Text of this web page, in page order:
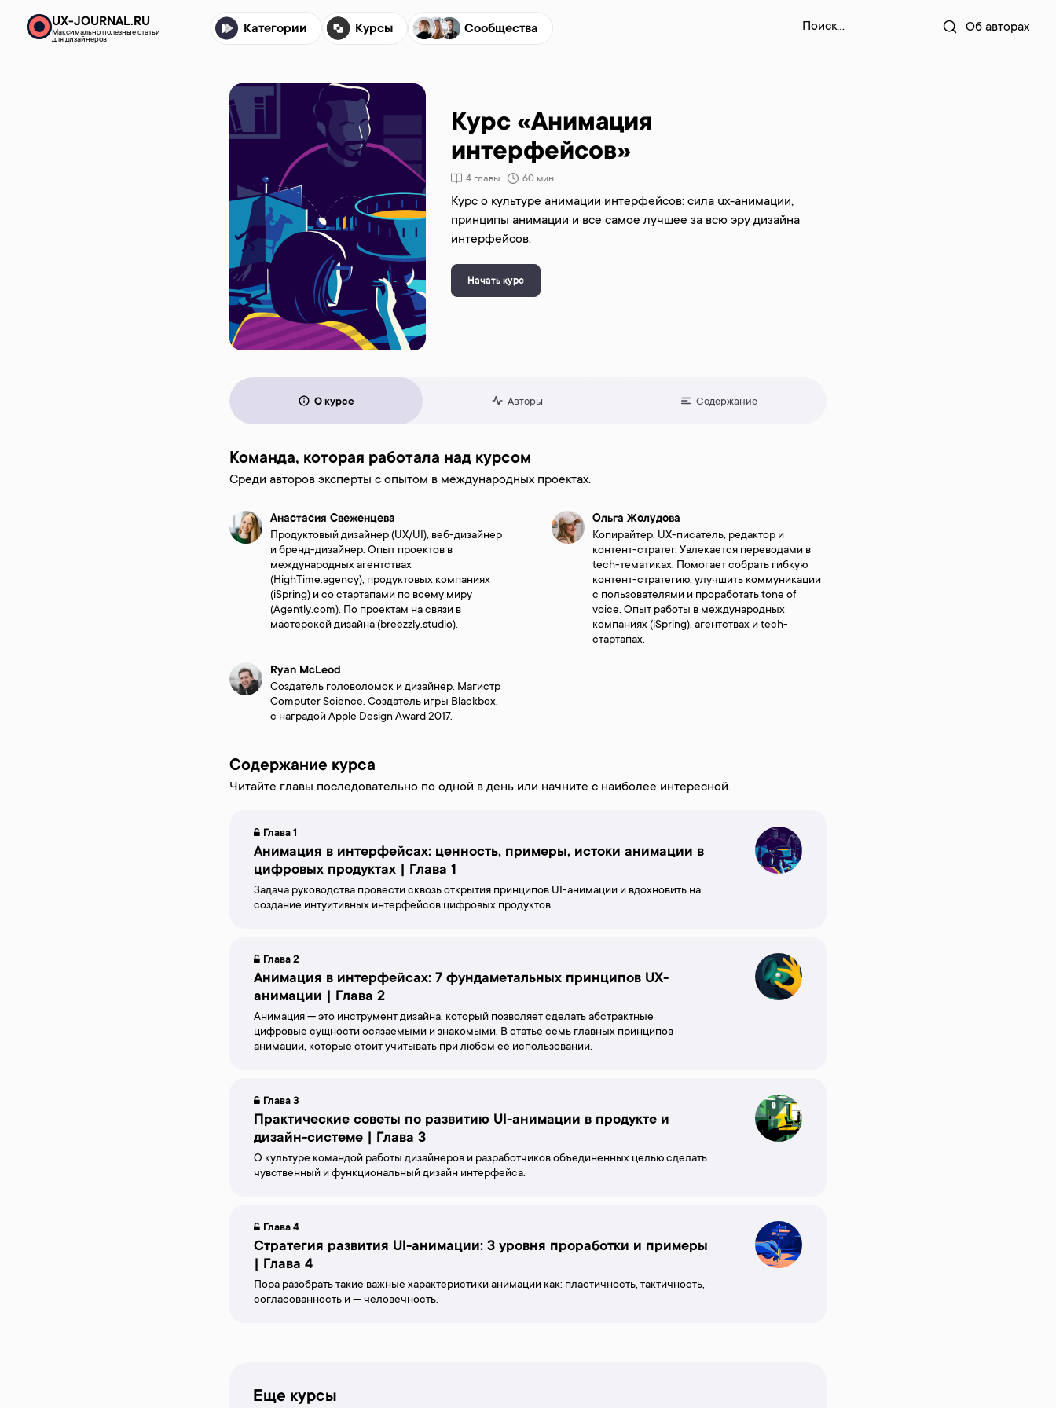
UX-JOURNAL.RU
Максимально полезные статьи
для дизайнеров
Категории Курсы Сообщества Об авторах
Курс «Анимация
интерфейсов»
4 главы 60 мин
Курс о культуре анимации интерфейсов: сила ux-анимации,
принципы анимации и все самое лучшее за всю эру дизайна
интерфейсов.
Начать курс
О курсе Авторы Содержание
Команда, которая работала над курсом
Среди авторов эксперты с опытом в международных проектах.
Анастасия Свеженцева
Продуктовый дизайнер (UX/UI), веб-дизайнер
и бренд-дизайнер. Опыт проектов в
международных агентствах
(HighTime.agency), продуктовых компаниях
(iSpring) и со стартапами по всему миру
(Agently.com). По проектам на связи в
мастерской дизайна (breezzly.studio).
Ольга Жолудова
Копирайтер, UX-писатель, редактор и
контент-стратег. Увлекается переводами в
tech-тематиках. Помогает собрать гибкую
контент-стратегию, улучшить коммуникации
с пользователями и проработать tone of
voice. Опыт работы в международных
компаниях (iSpring), агентствах и tech-
стартапах.
Ryan McLeod
Создатель головоломок и дизайнер. Магистр
Computer Science. Создатель игры Blackbox,
с наградой Apple Design Award 2017.
Содержание курса
Читайте главы последовательно по одной в день или начните с наиболее интересной.
Глава 1
Анимация в интерфейсах: ценность, примеры, истоки анимации в
цифровых продуктах | Глава 1
Задача руководства провести сквозь открытия принципов UI-анимации и вдохновить на
создание интуитивных интерфейсов цифровых продуктов.
Глава 2
Анимация в интерфейсах: 7 фундаметальных принципов UX-
анимации | Глава 2
Анимация — это инструмент дизайна, который позволяет сделать абстрактные
цифровые сущности осязаемыми и знакомыми. В статье семь главных принципов
анимации, которые стоит учитывать при любом ее использовании.
Глава 3
Практические советы по развитию UI-анимации в продукте и
дизайн-системе | Глава 3
О культуре командой работы дизайнеров и разработчиков объединенных целью сделать
чувственный и функциональный дизайн интерфейса.
Глава 4
Стратегия развития UI-анимации: 3 уровня проработки и примеры
| Глава 4
Пора разобрать такие важные характеристики анимации как: пластичность, тактичность,
согласованность и — человечность.
Еще курсы